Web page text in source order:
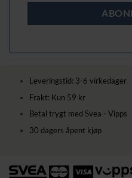
Leveringstid: 3-6 virkedager
Frakt: Kun 59 kr
Betal trygt med Svea - Vipps
30 dagers åpent kjøp